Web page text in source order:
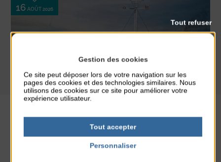
16 AOÛT 2026
EXPOSITION « ITINÉRAIRES »
Exposition
Gestion des cookies
Ce site peut déposer lors de votre navigation sur les
pages des cookies et des technologies similaires. Nous
utilisons des cookies sur ce site pour améliorer votre
expérience utilisateur.
Tout accepter
Tout refuser
Personnaliser